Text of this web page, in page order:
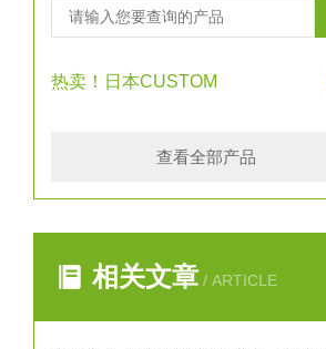
热卖！日本CUSTOM
查看全部产品
相关文章 / ARTICLE